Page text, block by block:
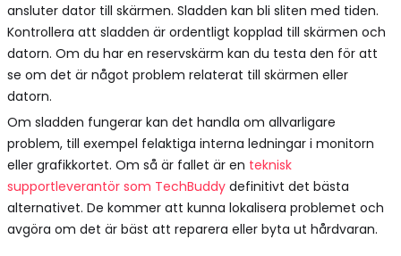
ansluter dator till skärmen. Sladden kan bli sliten med tiden.
Kontrollera att sladden är ordentligt kopplad till skärmen och
datorn. Om du har en reservskärm kan du testa den för att
se om det är något problem relaterat till skärmen eller
datorn.
Om sladden fungerar kan det handla om allvarligare
problem, till exempel felaktiga interna ledningar i monitorn
eller grafikkortet. Om så är fallet är en teknisk
supportleverantör som TechBuddy definitivt det bästa
alternativet. De kommer att kunna lokalisera problemet och
avgöra om det är bäst att reparera eller byta ut hårdvaran.